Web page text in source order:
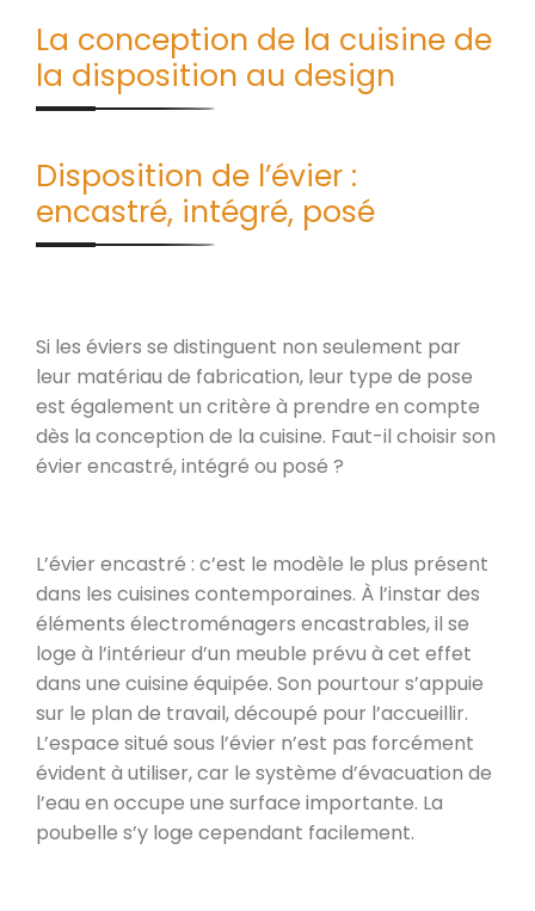
La conception de la cuisine de
la disposition au design
Disposition de l’évier :
encastré, intégré, posé
Si les éviers se distinguent non seulement par
leur matériau de fabrication, leur type de pose
est également un critère à prendre en compte
dès la conception de la cuisine. Faut-il choisir son
évier encastré, intégré ou posé ?
L’évier encastré : c’est le modèle le plus présent
dans les cuisines contemporaines. À l’instar des
éléments électroménagers encastrables, il se
loge à l’intérieur d’un meuble prévu à cet effet
dans une cuisine équipée. Son pourtour s’appuie
sur le plan de travail, découpé pour l’accueillir.
L’espace situé sous l’évier n’est pas forcément
évident à utiliser, car le système d’évacuation de
l’eau en occupe une surface importante. La
poubelle s’y loge cependant facilement.